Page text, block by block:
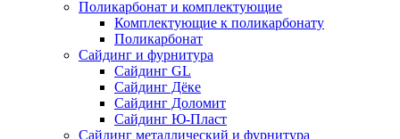
Поликарбонат и комплектующие
Комплектующие к поликарбонату
Поликарбонат
Сайдинг и фурнитура
Сайдинг GL
Сайдинг Дёке
Сайдинг Доломит
Сайдинг Ю-Пласт
Сайдинг металлический и фурнитура